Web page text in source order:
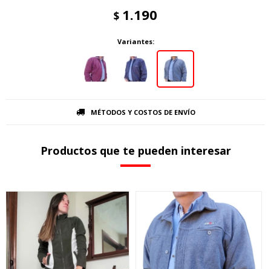
$ 1.190
Variantes:
MÉTODOS Y COSTOS DE ENVÍO
Productos que te pueden interesar